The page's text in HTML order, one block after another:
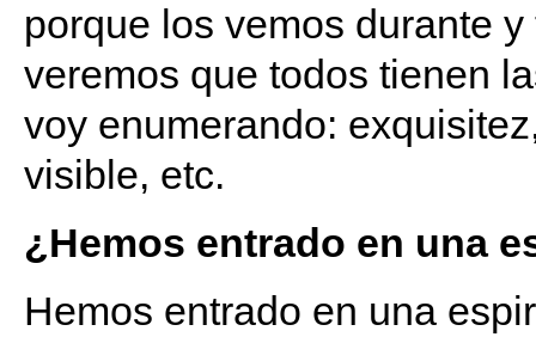
porque los vemos durante
veremos que todos tienen
voy enumerando:
visible, etc.
¿Hemos entrado en una
Hemos entrado en una